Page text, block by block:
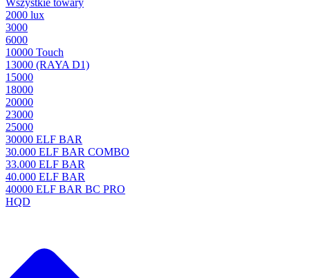
Wszystkie towary
2000 lux
3000
6000
10000 Touch
13000 (RAYA D1)
15000
18000
20000
23000
25000
30000 ELF BAR
30.000 ELF BAR COMBO
33.000 ELF BAR
40.000 ELF BAR
40000 ELF BAR BC PRO
HQD